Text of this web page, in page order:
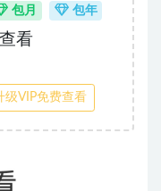
包月 包年
看
VIP免费查看